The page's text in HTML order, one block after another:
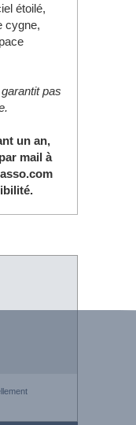
étoilé,
cygne,
pas
un an,
mail à